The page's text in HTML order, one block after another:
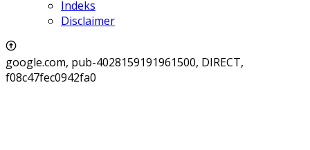
Indeks
Disclaimer
google.com, pub-4028159191961500, DIRECT,
f08c47fec0942fa0